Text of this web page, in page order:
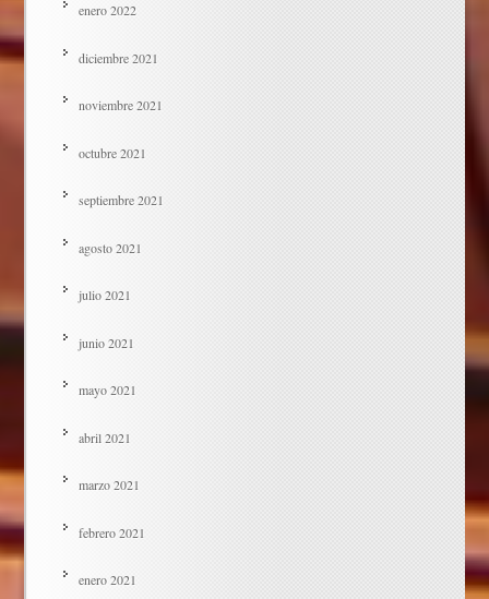
enero 2022
diciembre 2021
noviembre 2021
octubre 2021
septiembre 2021
agosto 2021
julio 2021
junio 2021
mayo 2021
abril 2021
marzo 2021
febrero 2021
enero 2021